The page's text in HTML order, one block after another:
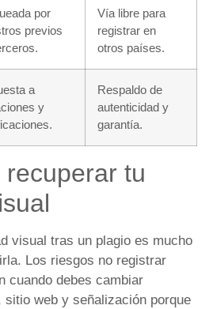
por
previos
Vía libre para
registrar en
otros países.
a
y
Respaldo de
autenticidad y
garantía.
tu
visual tras un plagio es mucho
Los riesgos no registrar
cuando debes cambiar
sitio web y señalización porque